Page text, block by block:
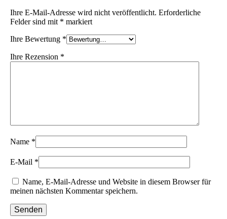
Ihre E-Mail-Adresse wird nicht veröffentlicht. Erforderliche
Felder sind mit * markiert
Ihre Bewertung *
Ihre Rezension *
Name *
E-Mail *
Name, E-Mail-Adresse und Website in diesem Browser für
meinen nächsten Kommentar speichern.